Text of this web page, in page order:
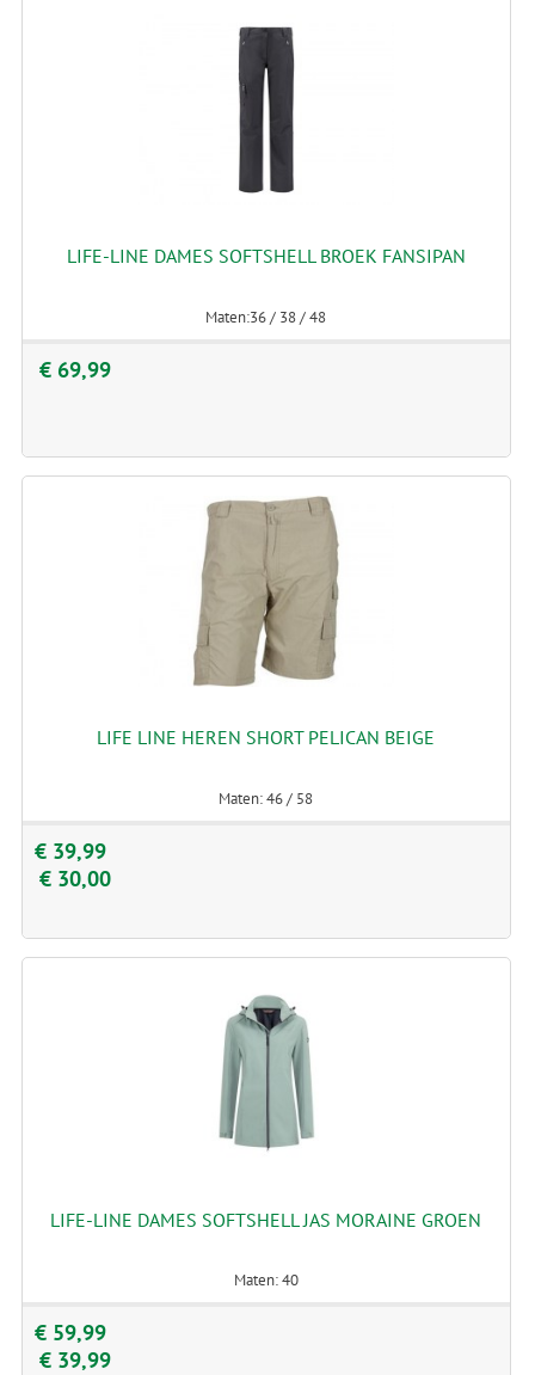
LIFE-LINE DAMES SOFTSHELL BROEK FANSIPAN
Maten:36 / 38 / 48
€ 69,99
LIFE LINE HEREN SHORT PELICAN BEIGE
Maten: 46 / 58
€ 39,99
€ 30,00
LIFE-LINE DAMES SOFTSHELL JAS MORAINE GROEN
Maten: 40
€ 59,99
€ 39,99